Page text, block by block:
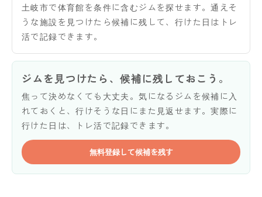
土岐市で体育館を条件に含むジムを探せます。通えそ
うな施設を見つけたら候補に残して、行けた日はトレ
活で記録できます。
ジムを見つけたら、候補に残しておこう。
焦って決めなくても大丈夫。気になるジムを候補に入
れておくと、行けそうな日にまた見返せます。実際に
行けた日は、トレ活で記録できます。
無料登録して候補を残す